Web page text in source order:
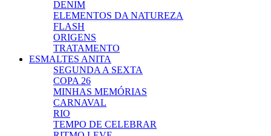
DENIM
ELEMENTOS DA NATUREZA
FLASH
ORIGENS
TRATAMENTO
ESMALTES ANITA
SEGUNDA A SEXTA
COPA 26
MINHAS MEMÓRIAS
CARNAVAL
RIO
TEMPO DE CELEBRAR